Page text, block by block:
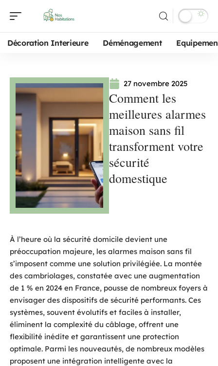
Décoration Interieure Déménagement
27 novembre 2025
Comment les
meilleures alarmes
maison sans fil
transforment votre
sécurité
domestique
À l’heure où la sécurité domicile devient une
préoccupation majeure, les alarmes maison sans fil
s’imposent comme une solution privilégiée. La montée
des cambriolages, constatée avec une augmentation
de 1 % en 2024 en France, pousse de nombreux foyers à
envisager des dispositifs de sécurité performants. Ces
systèmes, souvent évolutifs et faciles à installer,
éliminent la complexité du câblage, offrent une
flexibilité inédite et garantissent une protection
optimale. Parmi les nouveautés, de nombreux modèles
proposent une intégration intelligente avec la